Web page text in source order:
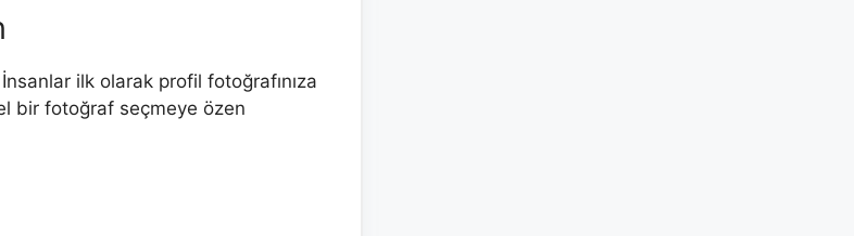
ilk olarak profil fotoğrafınıza
bir fotoğraf seçmeye özen